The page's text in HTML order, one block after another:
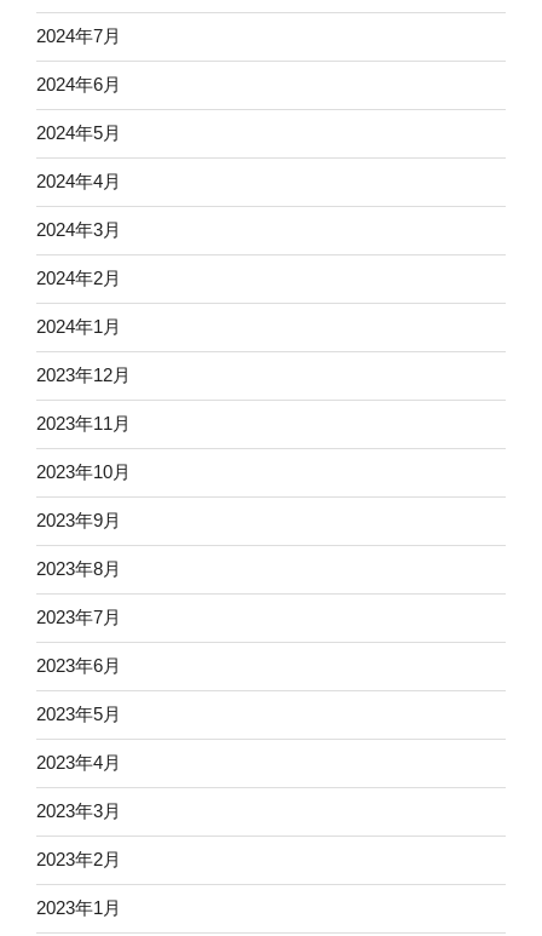
2024年7月
2024年6月
2024年5月
2024年4月
2024年3月
2024年2月
2024年1月
2023年12月
2023年11月
2023年10月
2023年9月
2023年8月
2023年7月
2023年6月
2023年5月
2023年4月
2023年3月
2023年2月
2023年1月